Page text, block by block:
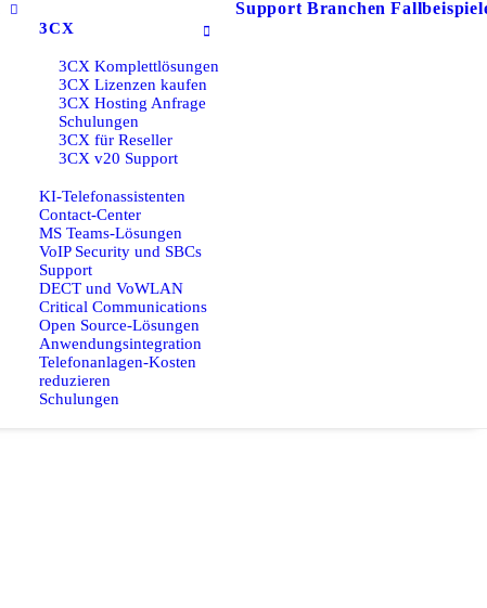
3CX
3CX Komplettlösungen
3CX Lizenzen kaufen
3CX Hosting Anfrage
Schulungen
3CX für Reseller
3CX v20 Support
KI-Telefonassistenten
Contact-Center
MS Teams-Lösungen
VoIP Security und SBCs
Support
DECT und VoWLAN
Critical Communications
Open Source-Lösungen
Anwendungsintegration
Telefonanlagen-Kosten
reduzieren
Schulungen
Support Branchen